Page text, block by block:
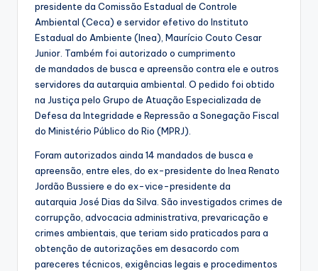
presidente da Comissão Estadual de Controle
Ambiental (Ceca) e servidor efetivo do Instituto
Estadual do Ambiente (Inea), Maurício Couto Cesar
Junior. Também foi autorizado o cumprimento
de mandados de busca e apreensão contra ele e outros
servidores da autarquia ambiental. O pedido foi obtido
na Justiça pelo Grupo de Atuação Especializada de
Defesa da Integridade e Repressão a Sonegação Fiscal
do Ministério Público do Rio (MPRJ).
Foram autorizados ainda 14 mandados de busca e
apreensão, entre eles, do ex-presidente do Inea Renato
Jordão Bussiere e do ex-vice-presidente da
autarquia José Dias da Silva. São investigados crimes de
corrupção, advocacia administrativa, prevaricação e
crimes ambientais, que teriam sido praticados para a
obtenção de autorizações em desacordo com
pareceres técnicos, exigências legais e procedimentos